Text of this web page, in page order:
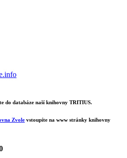
do databáze naší knihovny TRITIUS.
Zvole vstoupíte na www stránky knihovny